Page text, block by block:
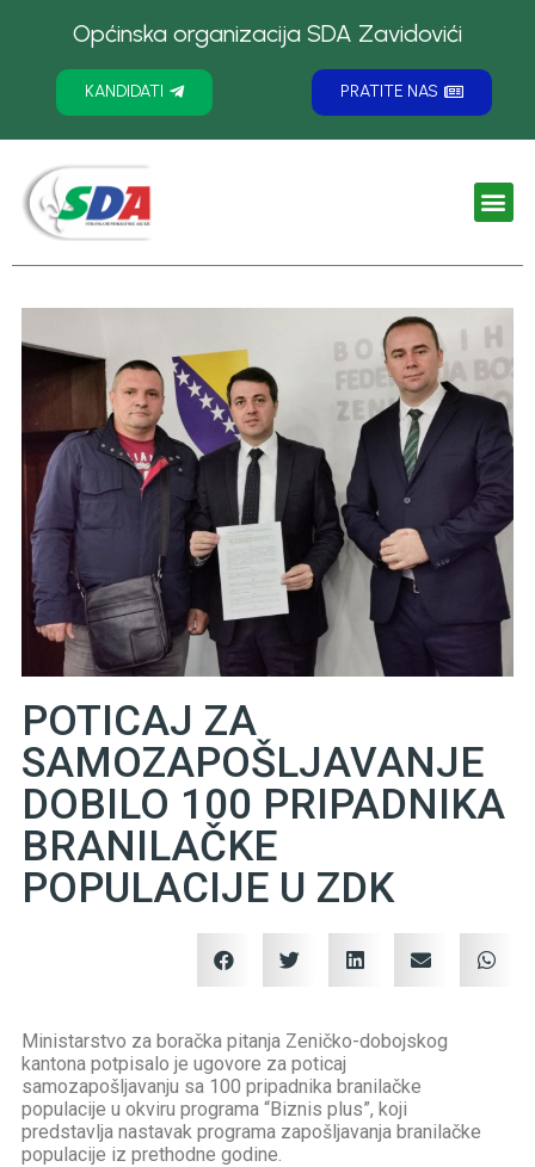
Općinska organizacija SDA Zavidovići
KANDIDATI PRATITE NAS
POTICAJ ZA
SAMOZAPOŠLJAVANJE
DOBILO 100 PRIPADNIKA
BRANILAČKE
POPULACIJE U ZDK
Ministarstvo za boračka pitanja Zeničko-dobojskog
kantona potpisalo je ugovore za poticaj
samozapošljavanju sa 100 pripadnika branilačke
populacije u okviru programa “Biznis plus”, koji
predstavlja nastavak programa zapošljavanja branilačke
populacije iz prethodne godine.